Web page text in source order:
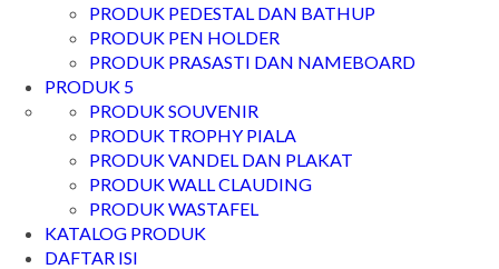
PRODUK PEDESTAL DAN BATHUP
PRODUK PEN HOLDER
PRODUK PRASASTI DAN NAMEBOARD
PRODUK 5
PRODUK SOUVENIR
PRODUK TROPHY PIALA
PRODUK VANDEL DAN PLAKAT
PRODUK WALL CLAUDING
PRODUK WASTAFEL
KATALOG PRODUK
DAFTAR ISI